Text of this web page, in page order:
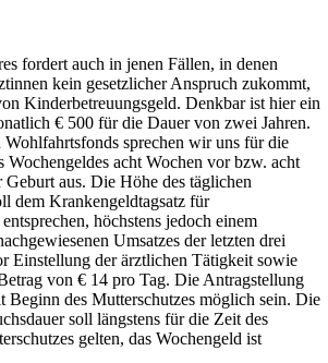
fordert auch in jenen Fällen, in denen
kein gesetzlicher Anspruch zukommt,
Kinderbetreuungsgeld. Denkbar ist hier ein
€ 500 für die Dauer von zwei Jahren.
Wohlfahrtsfonds sprechen wir uns fürdie
Wochengeldes acht Wochen vor bzw. acht
Geburt aus. Die Höhe des täglichen
dem Krankengeldtagsatz für
höchstens jedoch einem
Umsatzes der letzten drei
Einstellung der ärztlichen Tätigkeit sowie
von € 14 pro Tag. Die Antragstellung
Beginn des Mutterschutzes möglich sein. Die
soll längstens für die Zeit des
gelten, das Wochengeld ist